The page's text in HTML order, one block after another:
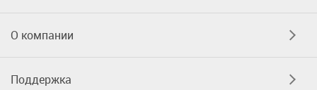
О компании
Поддержка